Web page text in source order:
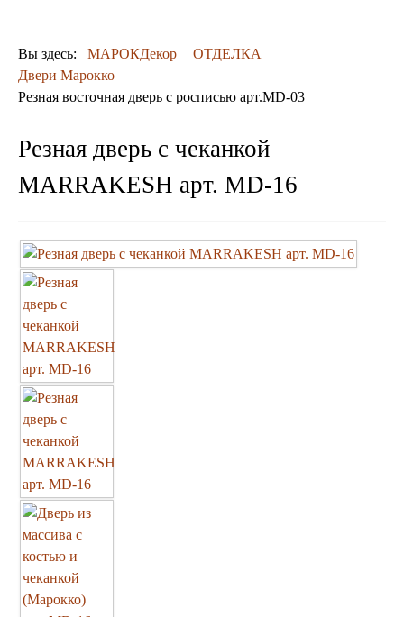
Люстры из мозаики
Люстры со стеклом
Бра
Марокканские светильники
Настольные лампы
КОНТАКТЫ
Вы здесь: МАРОКДекор
ОТДЕЛКА
Двери Марокко
Резная восточная дверь с росписью арт.MD-03
Резная дверь с чеканкой
MARRAKESH арт. MD-16